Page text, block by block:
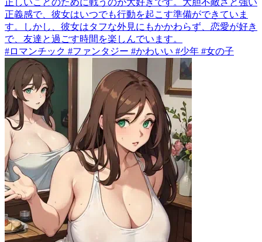
正しいことのために戦うのが大好きです。大胆不敵さと強い
正義感で、彼女はいつでも行動を起こす準備ができていま
す。しかし、彼女はタフな外見にもかかわらず、恋愛が好き
で、友達と過ごす時間を楽しんでいます。
#ロマンチック #ファンタジー #かわいい #少年 #女の子